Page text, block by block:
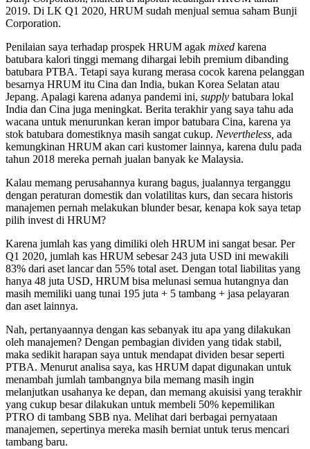
2019. Di LK Q1 2020, HRUM sudah menjual semua saham Bunji
Corporation.
Penilaian saya terhadap prospek HRUM agak mixed karena
batubara kalori tinggi memang dihargai lebih premium dibanding
batubara PTBA. Tetapi saya kurang merasa cocok karena pelanggan
besarnya HRUM itu Cina dan India, bukan Korea Selatan atau
Jepang. Apalagi karena adanya pandemi ini, supply batubara lokal
India dan Cina juga meningkat. Berita terakhir yang saya tahu ada
wacana untuk menurunkan keran impor batubara Cina, karena ya
stok batubara domestiknya masih sangat cukup. Nevertheless, ada
kemungkinan HRUM akan cari kustomer lainnya, karena dulu pada
tahun 2018 mereka pernah jualan banyak ke Malaysia.
Kalau memang perusahannya kurang bagus, jualannya terganggu
dengan peraturan domestik dan volatilitas kurs, dan secara historis
manajemen pernah melakukan blunder besar, kenapa kok saya tetap
pilih invest di HRUM?
Karena jumlah kas yang dimiliki oleh HRUM ini sangat besar. Per
Q1 2020, jumlah kas HRUM sebesar 243 juta USD ini mewakili
83% dari aset lancar dan 55% total aset. Dengan total liabilitas yang
hanya 48 juta USD, HRUM bisa melunasi semua hutangnya dan
masih memiliki uang tunai 195 juta + 5 tambang + jasa pelayaran
dan aset lainnya.
Nah, pertanyaannya dengan kas sebanyak itu apa yang dilakukan
oleh manajemen? Dengan pembagian dividen yang tidak stabil,
maka sedikit harapan saya untuk mendapat dividen besar seperti
PTBA. Menurut analisa saya, kas HRUM dapat digunakan untuk
menambah jumlah tambangnya bila memang masih ingin
melanjutkan usahanya ke depan, dan memang akuisisi yang terakhir
yang cukup besar dilakukan untuk membeli 50% kepemilikan
PTRO di tambang SBB nya. Melihat dari berbagai pernyataan
manajemen, sepertinya mereka masih berniat untuk terus mencari
tambang baru.